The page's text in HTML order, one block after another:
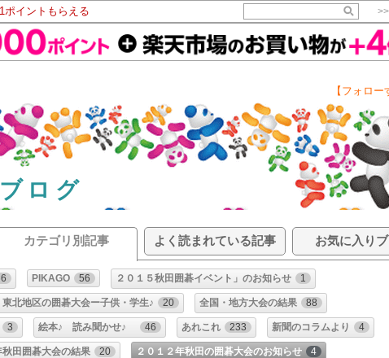
ポイントもらえる >>
【フォロー
ログ
カテゴリ別記事 よく読まれている記事 お気に入り
PIKAGO 56 ２０１５秋田囲碁イベント」のお知らせ 1
東北地区の囲碁大会ー子供・学生♪ 20 全国・地方大会の結果 88
3 絵本♪ 読み聞かせ♪ 46 あれこれ 233 新聞のコラムより 4
秋田囲碁大会の結果 20 ２０１２年秋田の囲碁大会のお知らせ 4